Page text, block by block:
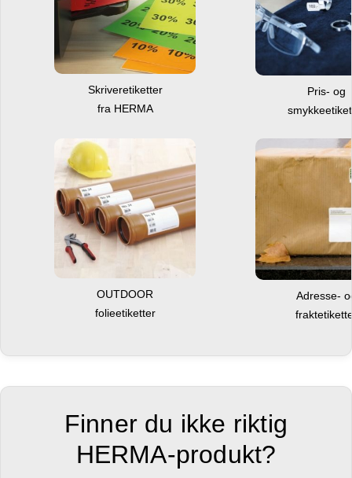
Skriveretiketter
fra HERMA
Pris- og
OUTDOOR
folieetiketter
Adresse-
Finner du ikke riktig
HERMA-produkt?